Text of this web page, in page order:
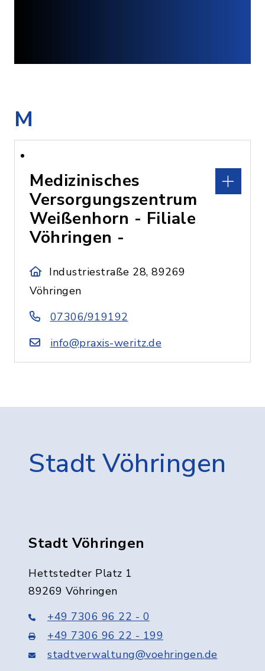
M
Medizinisches
Versorgungszentrum
Weißenhorn - Filiale
Vöhringen -
Industriestraße 28, 89269
Vöhringen
07306/919192
info@praxis-weritz.de
Stadt Vöhringen
Stadt Vöhringen
Hettstedter Platz 1
89269 Vöhringen
+49 7306 96 22 - 0
+49 7306 96 22 - 199
stadtverwaltung@voehringen.de